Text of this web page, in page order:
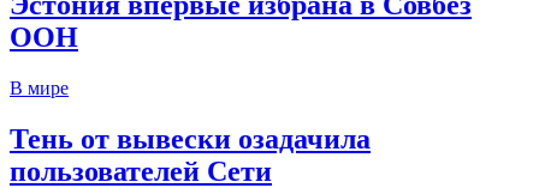
ООН
В мире
Тень от вывески озадачила
пользователей Сети